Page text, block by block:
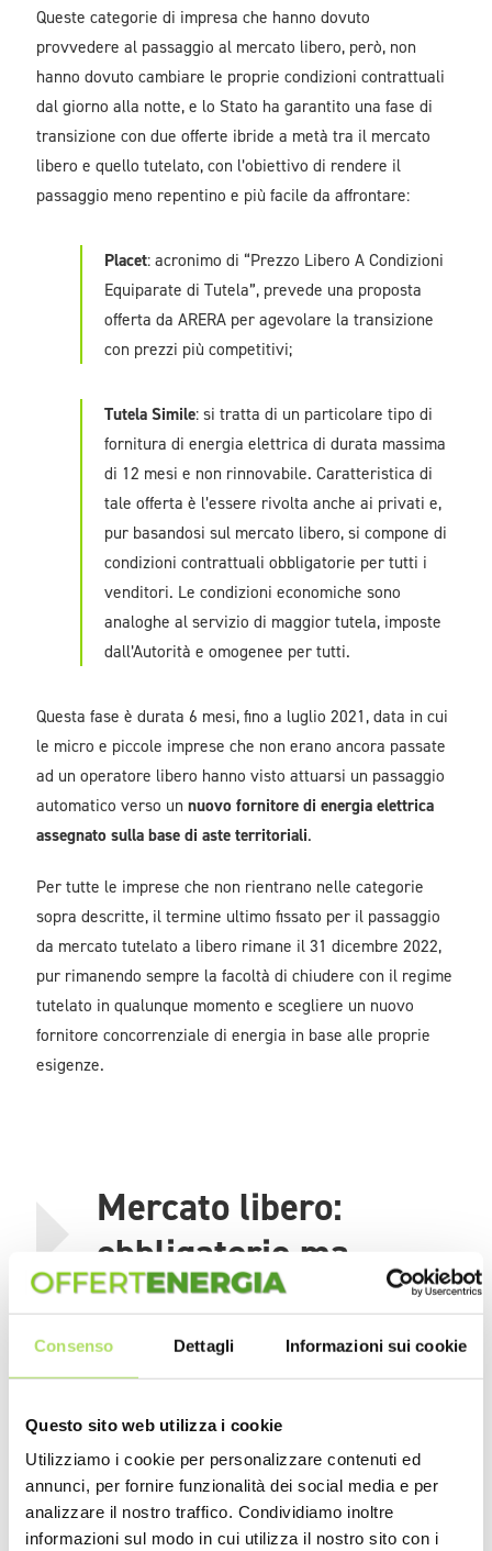
Consenso Dettagli Informazioni sui cookie
Questo sito web utilizza i cookie
Utilizziamo i cookie per personalizzare contenuti ed
annunci, per fornire funzionalità dei social media e per
analizzare il nostro traffico. Condividiamo inoltre
informazioni sul modo in cui utilizza il nostro sito con i
Queste categorie di impresa che hanno dovuto
provvedere al passaggio al mercato libero, però, non
hanno dovuto cambiare le proprie condizioni contrattuali
dal giorno alla notte, e lo Stato ha garantito una fase di
transizione con due offerte ibride a metà tra il mercato
libero e quello tutelato, con l’obiettivo di rendere il
passaggio meno repentino e più facile da affrontare:
Placet: acronimo di “Prezzo Libero A Condizioni
Equiparate di Tutela”, prevede una proposta
offerta da ARERA per agevolare la transizione
con prezzi più competitivi;
Tutela Simile: si tratta di un particolare tipo di
fornitura di energia elettrica di durata massima
di 12 mesi e non rinnovabile. Caratteristica di
tale offerta è l’essere rivolta anche ai privati e,
pur basandosi sul mercato libero, si compone di
condizioni contrattuali obbligatorie per tutti i
venditori. Le condizioni economiche sono
analoghe al servizio di maggior tutela, imposte
dall’Autorità e omogenee per tutti.
Questa fase è durata 6 mesi, fino a luglio 2021, data in cui
le micro e piccole imprese che non erano ancora passate
ad un operatore libero hanno visto attuarsi un passaggio
automatico verso un nuovo fornitore di energia elettrica
assegnato sulla base di aste territoriali.
Per tutte le imprese che non rientrano nelle categorie
sopra descritte, il termine ultimo fissato per il passaggio
da mercato tutelato a libero rimane il 31 dicembre 2022,
pur rimanendo sempre la facoltà di chiudere con il regime
tutelato in qualunque momento e scegliere un nuovo
fornitore concorrenziale di energia in base alle proprie
esigenze.
Mercato libero:
obbligatorio ma
vantaggioso
componenti di spesa non solo in termini di dispendio di
elettricità e gas, ma anche di scelte contrattuali e
valutazioni tra offerte concorrenti. Il prezzo della materia
prima, ad esempio, è sicuramente un elemento di cui